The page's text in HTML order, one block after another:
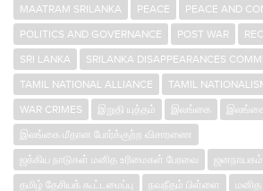
MAATRAM SRILANKA
PEACE
PEACE AND
POLITICS AND GOVERNANCE
POST WAR
SRI LANKA
SRILANKA DISAPPEARANCES
TAMIL NATIONAL ALLIANCE
TAMIL
WAR CRIMES
இறுதி யுத்தம் இலங்கை
இலங்கை மீதான போர்க்குற்ற விசாரணை
ஜக்கிய நாடுகள் மனித உரிமைகள் பேரவை
ஜனநாயகம்
தமிழ் தேசியக் கூட்டமைப்பு
நவநீதம் பிள்ளை மனித